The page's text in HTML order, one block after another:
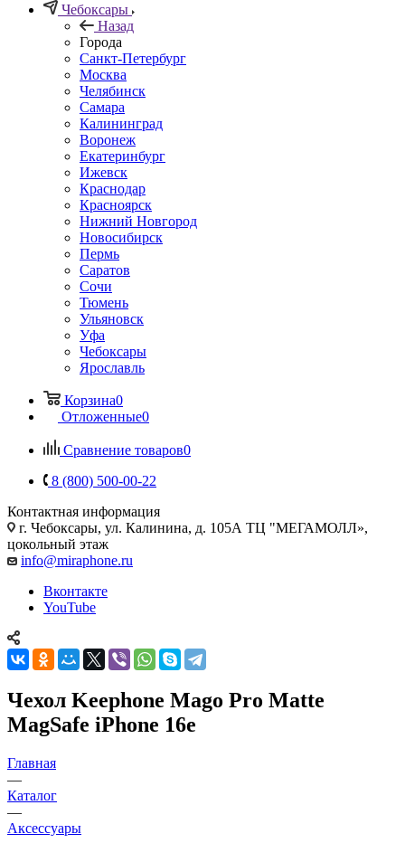
Чебоксары
Назад
Города
Санкт-Петербург
Москва
Челябинск
Самара
Калининград
Воронеж
Екатеринбург
Ижевск
Краснодар
Красноярск
Нижний Новгород
Новосибирск
Пермь
Саратов
Сочи
Тюмень
Ульяновск
Уфа
Чебоксары
Ярославль
Корзина0
Отложенные0
Сравнение товаров0
8 (800) 500-00-22
Контактная информация
г. Чебоксары, ул. Калинина, д. 105А ТЦ "МЕГАМОЛЛ»,
цокольный этаж
info@miraphone.ru
Вконтакте
YouTube
Чехол Keephone Mago Pro Matte
MagSafe iPhone 16e
Главная
—
Каталог
—
Аксессуары